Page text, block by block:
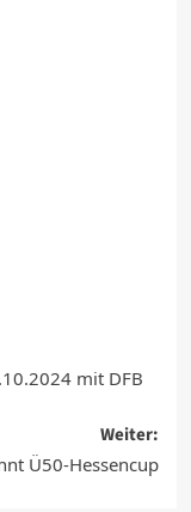
mit DFB
Weiter:
Ü50-Hessencup